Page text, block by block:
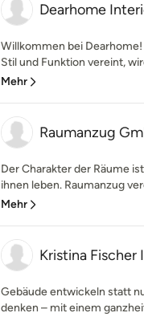
Dearhome
Willkommen bei
Stil und Funktion vereint,
Mehr
Raumanzug
Der Charakter der Räume
ihnen leben. Raumanzug
Mehr
Kristina
Gebäude entwickeln statt
denken – mit einem